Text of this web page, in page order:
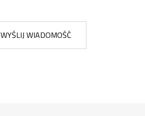
WYŚLIJ WIADOMOŚĆ